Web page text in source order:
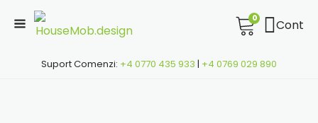
0 Cont
Suport Comenzi: +4 0770 435 933 | +4 0769 029 890